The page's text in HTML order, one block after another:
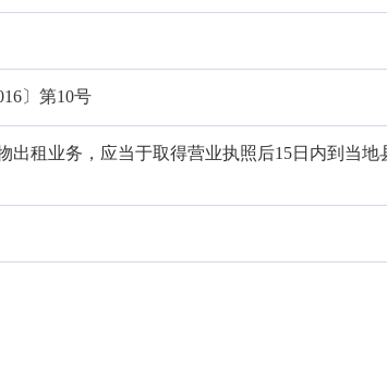
〕第10号
出租业务，应当于取得营业执照后15日内到当地